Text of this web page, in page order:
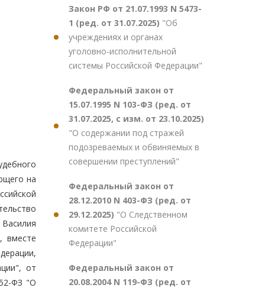
на
вместе
от
ФЗ "О
Закон РФ от 21.07.1993 N 5473-
1 (ред. от 31.07.2025) "Об
учреждениях и органах
уголовно-исполнительной
системы Российской Федерации"
Федеральный закон от
15.07.1995 N 103-ФЗ (ред. от
31.07.2025, с изм. от 23.10.2025)
"О содержании под стражей
подозреваемых и обвиняемых в
совершении преступлений"
Федеральный закон от
28.12.2010 N 403-ФЗ (ред. от
29.12.2025) "О Следственном
комитете Российской
Федерации"
Федеральный закон от
20.08.2004 N 119-ФЗ (ред. от